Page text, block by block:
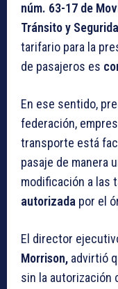
núm. 63-17 de
Tránsito y
tarifario para la
de pasajeros es
En ese sentido,
federación,
transporte está
pasaje de manera
modificación a las
autorizada por el
El director
Morrison, advirtió
sin la autorización